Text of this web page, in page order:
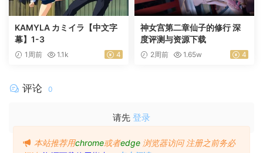
KAMYLA カミイラ【中文字
幕】1-3
1周前 1.1k 4
神女宫第二章仙子的修行 深
度评测与资源下载
2周前 1.65w 4
评论 0
请先 登录
本站推荐用chrome或者edge 浏览器访问 注册之前务必